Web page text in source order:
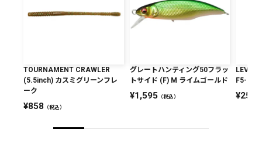
TOURNAMENT CRAWLER
(5.5inch) カスミグリーンフレ
ーク
858 （税込）
グレートハンティング50フラッ
トサイド (F) M ライムゴールド
1,595（税込）
F5-